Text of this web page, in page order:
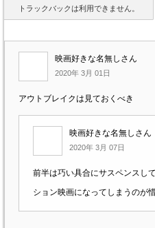
トラックバックは利用できません。
映画好きな名無しさん
2020年 3月 01日
アウトブレイクは見ておくべき
映画好きな名無しさん
2020年 3月 07日
前半は巧い具合にサスペンスし
ション映画になってしまうのが惜